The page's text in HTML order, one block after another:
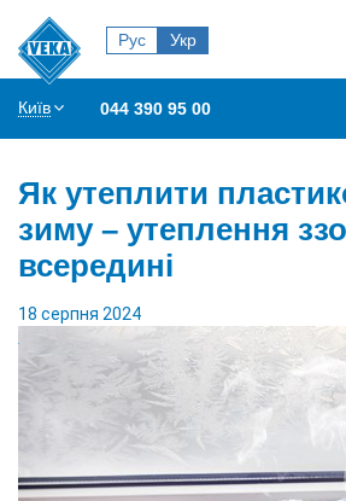
Рус Укр
Київ 044 390 95 00
Як утеплити
зиму – утеплення
всередині
18 серпня 2024